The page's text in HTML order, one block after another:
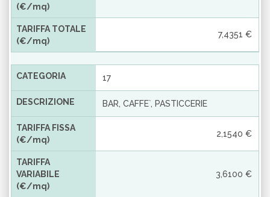
(€/mq)
TARIFFA TOTALE
(€/mq)
7,4351 €
CATEGORIA 17
DESCRIZIONE BAR, CAFFE`, PASTICCERIE
TARIFFA FISSA
(€/mq)
2,1540 €
TARIFFA
VARIABILE
(€/mq)
3,6100 €